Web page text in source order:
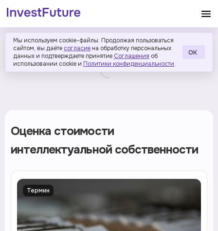
Мы используем cookie-файлы. Продолжая пользоваться
сайтом, вы даёте согласие на обработку персональных
данных и подтверждаете принятие Соглашения об
использовании cookie и Политики конфиденциальности.
ОК
Оценка стоимости
интеллектуальной собственности
Термин